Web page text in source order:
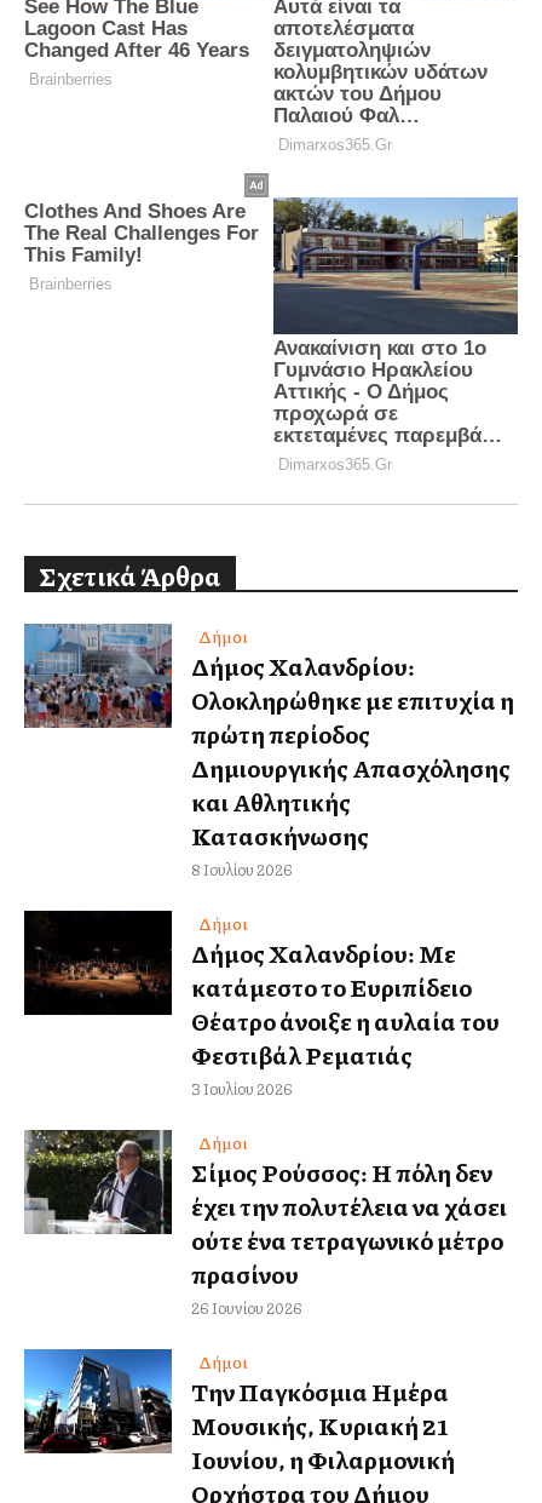
Σχετικά Άρθρα
Δήμοι
Δήμος Χαλανδρίου:
Ολοκληρώθηκε με επιτυχία η
πρώτη περίοδος
Δημιουργικής Απασχόλησης
και Αθλητικής
Κατασκήνωσης
8 Ιουλίου 2026
Δήμοι
Δήμος Χαλανδρίου: Με
κατάμεστο το Ευριπίδειο
Θέατρο άνοιξε η αυλαία του
Φεστιβάλ Ρεματιάς
3 Ιουλίου 2026
Δήμοι
Σίμος Ρούσσος: Η πόλη δεν
έχει την πολυτέλεια να χάσει
ούτε ένα τετραγωνικό μέτρο
πρασίνου
26 Ιουνίου 2026
Δήμοι
Την Παγκόσμια Ημέρα
Μουσικής, Κυριακή 21
Ιουνίου, η Φιλαρμονική
Ορχήστρα του Δήμου